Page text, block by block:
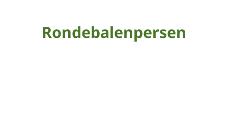
Rondebalenpersen